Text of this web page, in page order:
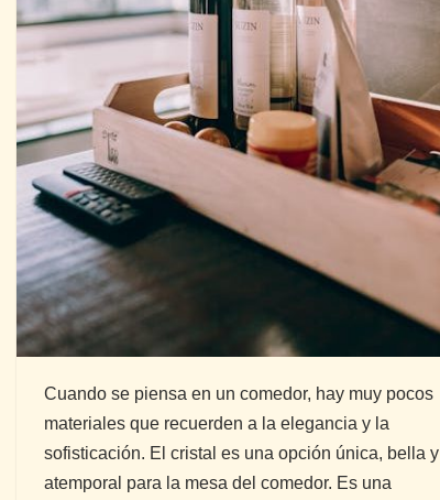
Cuando se piensa en un comedor, hay muy pocos
materiales que recuerden a la elegancia y la
sofisticación. El cristal es una opción única, bella y
atemporal para la mesa del comedor. Es una